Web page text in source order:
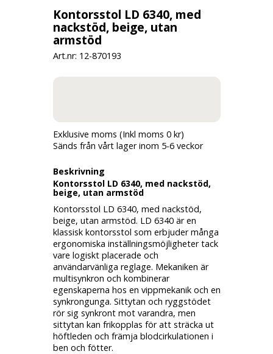
Kontorsstol LD 6340, med
nackstöd, beige, utan
armstöd
Art.nr: 12-870193
Exklusive moms (Inkl moms 0 kr)
Sänds från vårt lager inom 5-6 veckor
Beskrivning
Kontorsstol LD 6340, med nackstöd,
beige, utan armstöd
Kontorsstol LD 6340, med nackstöd,
beige, utan armstöd. LD 6340 är en
klassisk kontorsstol som erbjuder många
ergonomiska inställningsmöjligheter tack
vare logiskt placerade och
användarvänliga reglage. Mekaniken är
multisynkron och kombinerar
egenskaperna hos en vippmekanik och en
synkrongunga. Sittytan och ryggstödet
rör sig synkront mot varandra, men
sittytan kan frikopplas för att sträcka ut
höftleden och främja blodcirkulationen i
ben och fötter.